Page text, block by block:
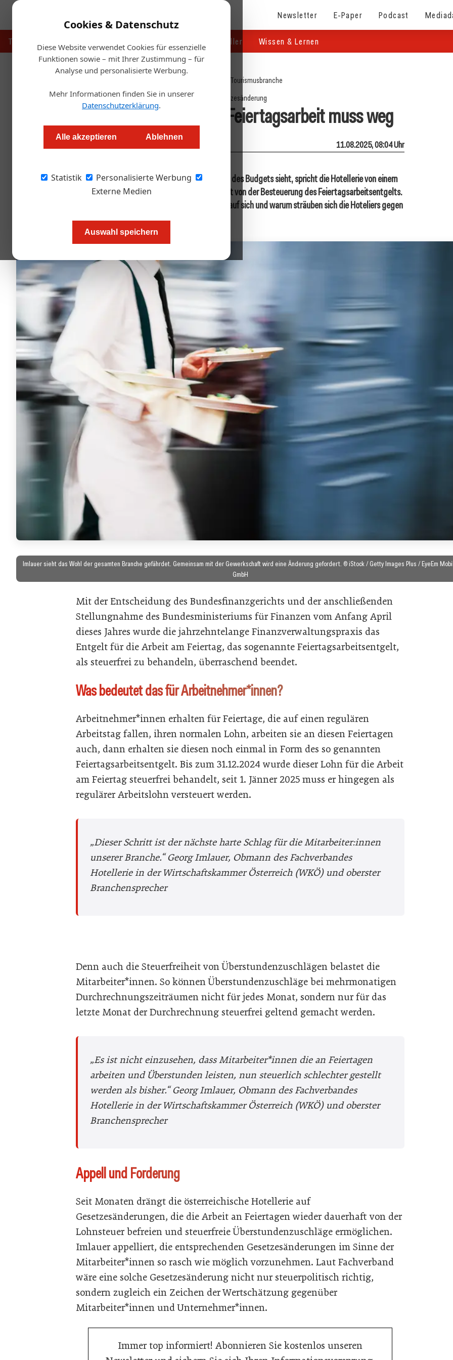
Cookies & Datenschutz
Diese Website verwendet Cookies für essenzielle
Funktionen sowie – mit Ihrer Zustimmung – für
Analyse und personalisierte Werbung.
Mehr Informationen finden Sie in unserer
Datenschutzerklärung.
Alle akzeptieren Ablehnen
Statistik
Personalisierte Werbung
Externe Medien
Auswahl speichern
Newsletter E-Paper Podcast
Touristik Handel & Hersteller Wissen & Lernen
Tourismusbranche
Gesetzesänderung
Hotellerie: Steuer auf Feiertagsarbeit muss weg
Redaktion.OEGZ 11.08.2025, 08:04 Uhr
Während der Staat Potenzial zur Aufbesserung des Budgets sieht, spricht die Hotellerie von einem
„Anschlag“ auf die Mitarbeitenden. Die Rede ist von der Besteuerung des Feiertagsarbeitsentgelts.
Doch was hat es mit der neuen Regelung dazu auf sich und warum sträuben sich die Hoteliers gegen
die neuen Bestimmungen?
Imlauer sieht das Wohl der gesamten Branche gefährdet. Gemeinsam mit der Gewerkschaft wird eine Änderung gefordert. © iStock / Getty Images Plus / EyeEm
GmbH
Mit der Entscheidung des Bundesfinanzgerichts und der anschließenden
Stellungnahme des Bundesministeriums für Finanzen vom Anfang April
dieses Jahres wurde die jahrzehntelange Finanzverwaltungspraxis das
Entgelt für die Arbeit am Feiertag, das sogenannte Feiertagsarbeitsentgelt,
als steuerfrei zu behandeln, überraschend beendet.
Was bedeutet das für Arbeitnehmer*innen?
Arbeitnehmer*innen erhalten für Feiertage, die auf einen regulären
Arbeitstag fallen, ihren normalen Lohn, arbeiten sie an diesen Feiertagen
auch, dann erhalten sie diesen noch einmal in Form des so genannten
Feiertagsarbeitsentgelt. Bis zum 31.12.2024 wurde dieser Lohn für die Arbeit
am Feiertag steuerfrei behandelt, seit 1. Jänner 2025 muss er hingegen als
regulärer Arbeitslohn versteuert werden.
„Dieser Schritt ist der nächste harte Schlag für die Mitarbeiter:innen
unserer Branche.“Georg Imlauer, Obmann des Fachverbandes
Hotellerie in der Wirtschaftskammer Österreich (WKÖ) und oberster
Branchensprecher
Denn auch die Steuerfreiheit von Überstundenzuschlägen belastet die
Mitarbeiter*innen. So können Überstundenzuschläge bei mehrmonatigen
Durchrechnungszeiträumen nicht für jedes Monat, sondern nur für das
letzte Monat der Durchrechnung steuerfrei geltend gemacht werden.
„Es ist nicht einzusehen, dass Mitarbeiter*innen die an Feiertagen
arbeiten und Überstunden leisten, nun steuerlich schlechter gestellt
werden als bisher.“Georg Imlauer, Obmann des Fachverbandes
Hotellerie in der Wirtschaftskammer Österreich (WKÖ) und oberster
Branchensprecher
Appell und Forderung
Seit Monaten drängt die österreichische Hotellerie auf
Gesetzesänderungen, die die Arbeit an Feiertagen wieder dauerhaft von der
Lohnsteuer befreien und steuerfreie Überstundenzuschläge ermöglichen.
Imlauer appelliert, die entsprechenden Gesetzesänderungen im Sinne der
Mitarbeiter*innen so rasch wie möglich vorzunehmen. Laut Fachverband
wäre eine solche Gesetzesänderung nicht nur steuerpolitisch richtig,
sondern zugleich ein Zeichen der Wertschätzung gegenüber
Mitarbeiter*innen und Unternehmer*innen.
Immer top informiert! Abonnieren Sie kostenlos unseren